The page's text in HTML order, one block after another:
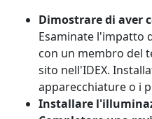
Dimostrare di aver
Esaminate l'impatto
con un membro del
sito nell'IDEX.
apparecchiature o i
Installare